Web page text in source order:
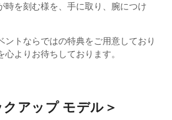
時を刻む様を、手に取り、腕につけ
ントならではの特典をご用意しており
心よりお待ちしております。
クアップ モデル＞